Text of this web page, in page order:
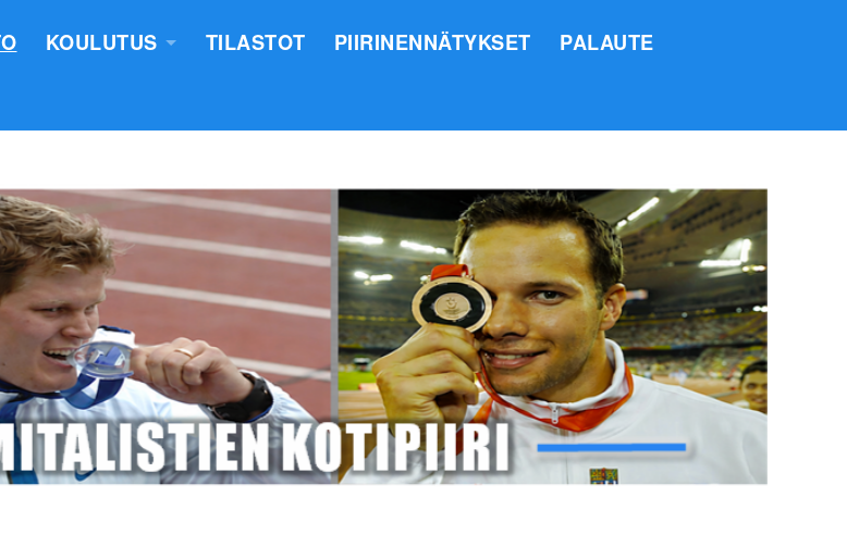
SAANEET
KOULUTUS
LASTEN VALMENTAJATUTKINTO
LÄHETTÄJÄKOULUTUS
VALMENTAJAKOULUTUS
PIIRILEIRITYS
TILASTOT PIIRINENNÄTYKSET PALAUTE